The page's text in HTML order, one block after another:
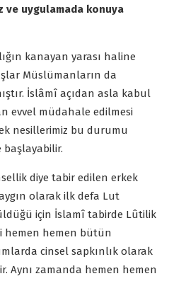
ve uygulamada konuya
kanayan yarası haline
Müslümanların da
İslâmî açıdan asla kabul
evvel müdahale edilmesi
nesillerimiz bu durumu
başlayabilir.
diye tabir edilen erkek
olarak ilk defa Lut
için İslamî tabirde Lûtilik
hemen hemen bütün
cinsel sapkınlık olarak
Aynı zamanda hemen hemen